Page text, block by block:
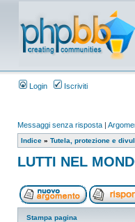
Login Iscriviti
Messaggi senza risposta |
Indice » Tutela, protezione e
LUTTI NEL
Stampa pagina